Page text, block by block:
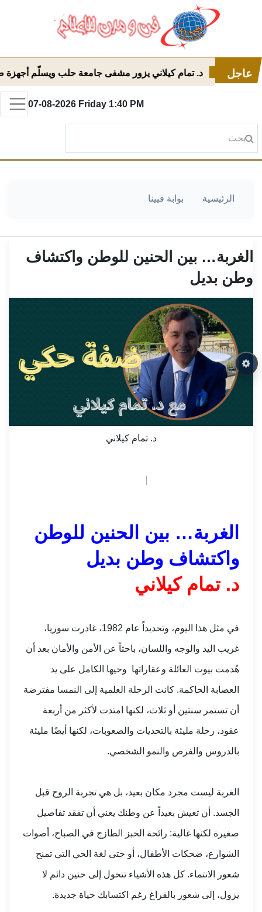
عاجلد. تمام كيلاني يزور مشفى جامعة حلب ويسلّم أجهزة طبية
07-08-2026 Friday 1:40 PM
الرئيسية بوابة فيينا
الغربة… بين الحنين للوطن واكتشاف
وطن بديل
د. تمام كيلاني
الغربة… بين الحنين للوطن
واكتشاف وطن بديل
د. تمام كيلاني
في مثل هذا اليوم، وتحديداً عام 1982، غادرت سوريا،
غريب اليد والوجه واللسان، باحثاً عن الأمن والأمان بعد أن
هُدمت بيوت العائلة وعقاراتها وحيها الكامل على يد
العصابة الحاكمة. كانت الرحلة العلمية إلى النمسا مفترضة
أن تستمر سنتين أو ثلاث، لكنها امتدت لأكثر من أربعة
عقود، رحلة مليئة بالتحديات والصعوبات، لكنها أيضًا مليئة
بالدروس والفرص والنمو الشخصي.
الغربة ليست مجرد مكان بعيد، بل هي تجربة الروح قبل
الجسد. أن تعيش بعيداً عن وطنك يعني أن تفقد تفاصيل
صغيرة لكنها غالية: رائحة الخبز الطازج في الصباح، أصوات
الشوارع، ضحكات الأطفال، أو حتى لغة الحي التي تمنح
شعور الانتماء. كل هذه الأشياء تتحول إلى حنين دائم لا
يزول، إلى شعور بالفراغ رغم اكتسابك حياة جديدة.